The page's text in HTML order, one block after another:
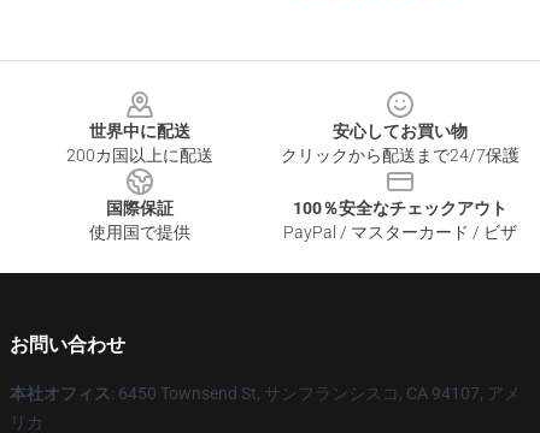
世界中に配送
200カ国以上に配送
安心してお買い物
クリックから配送まで24/7保護
国際保証
使用国で提供
100％安全なチェックアウト
PayPal / マスターカード / ビザ
お問い合わせ
本社オフィス: 6450 Townsend St, サンフランシスコ, CA 94107, アメ
リカ